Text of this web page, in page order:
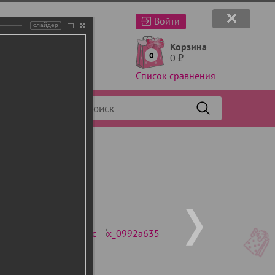
Войти
0
Корзина
0 ₽
Список сравнения
слайдер